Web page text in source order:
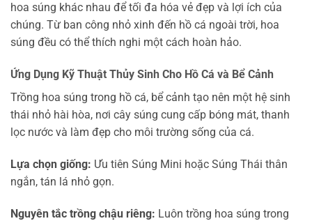
hoa súng khác nhau để tối đa hóa vẻ đẹp và lợi ích của
chúng. Từ ban công nhỏ xinh đến hồ cá ngoài trời, hoa
súng đều có thể thích nghi một cách hoàn hảo.
Ứng Dụng Kỹ Thuật Thủy Sinh Cho Hồ Cá và Bể Cảnh
Trồng hoa súng trong hồ cá, bể cảnh tạo nên một hệ sinh
thái nhỏ hài hòa, nơi cây súng cung cấp bóng mát, thanh
lọc nước và làm đẹp cho môi trường sống của cá.
Lựa chọn giống: Ưu tiên Súng Mini hoặc Súng Thái thân
ngắn, tán lá nhỏ gọn.
Nguyên tắc trồng chậu riêng: Luôn trồng hoa súng trong